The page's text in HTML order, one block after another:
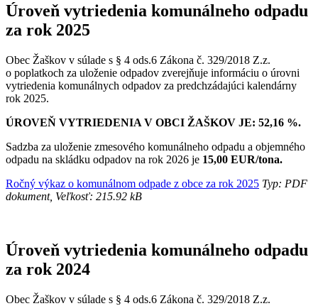
Úroveň vytriedenia komunálneho odpadu
za rok 2025
Obec Žaškov v súlade s § 4 ods.6 Zákona č. 329/2018 Z.z.
o poplatkoch za uloženie odpadov zverejňuje informáciu o úrovni
vytriedenia komunálnych odpadov za predchzádajúci kalendárny
rok 2025.
ÚROVEŇ VYTRIEDENIA V OBCI ŽAŠKOV JE: 52,16 %.
Sadzba za uloženie zmesového komunálneho odpadu a objemného
odpadu na skládku odpadov na rok 2026 je 15,00 EUR/tona.
Ročný výkaz o komunálnom odpade z obce za rok 2025 Typ: PDF
dokument, Veľkosť: 215.92 kB
Úroveň vytriedenia komunálneho odpadu
za rok 2024
Obec Žaškov v súlade s § 4 ods.6 Zákona č. 329/2018 Z.z.